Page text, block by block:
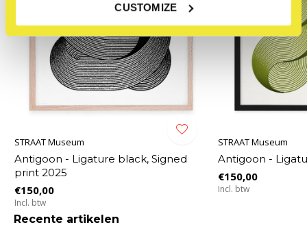
CUSTOMIZE
STRAAT Museum
Antigoon - Ligature black, Signed
print 2025
€150,00
Incl. btw
STRAAT Museum
Antigoon -
€150,00
Incl. btw
Recente artikelen